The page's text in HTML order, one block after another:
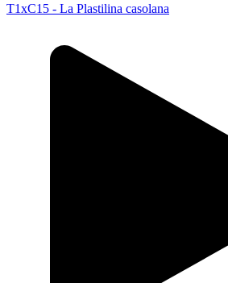
T1xC15 - La Plastilina casolana